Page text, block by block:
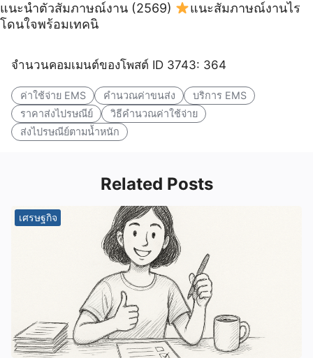
แนะนําตัวสัมภาษณ์งาน (2569)
แนะสัมภาษณ์งานไร
โดนใจพร้อมเทคนิ
จำนวนคอมเมนต์ของโพสต์ ID 3743: 364
ค่าใช้จ่าย EMS คำนวณค่าขนส่ง
บริการ EMS
ราคาส่งไปรษณีย์
วิธีคำนวณค่าใช้จ่าย
ส่งไปรษณีย์ตามน้ำหนัก
Related Posts
เศรษฐกิจ